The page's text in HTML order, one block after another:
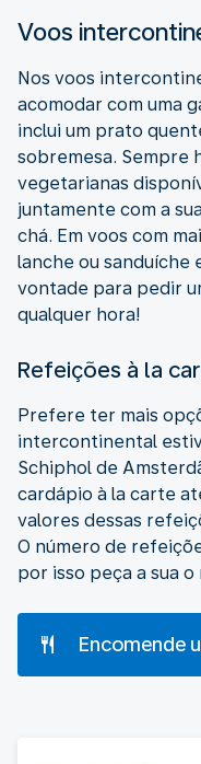
Voos
Nos voos
acomodar com uma
inclui um prato
sobremesa. Sempre
vegetarianas
juntamente com a
chá. Em voos com
lanche ou sanduíche
vontade para pedir
qualquer hora!
Refeições à la
Prefere ter mais
intercontinental
Schiphol de
cardápio à la carte
valores dessas
O número de
por isso peça a sua
Encomende